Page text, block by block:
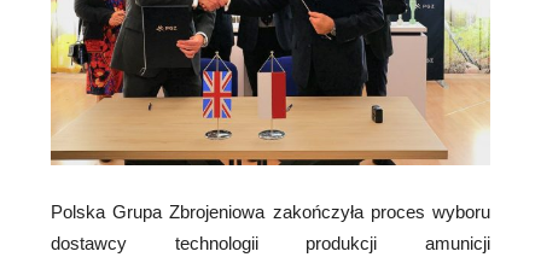
Polska Grupa Zbrojeniowa zakończyła proces wyboru
dostawcy technologii produkcji amunicji